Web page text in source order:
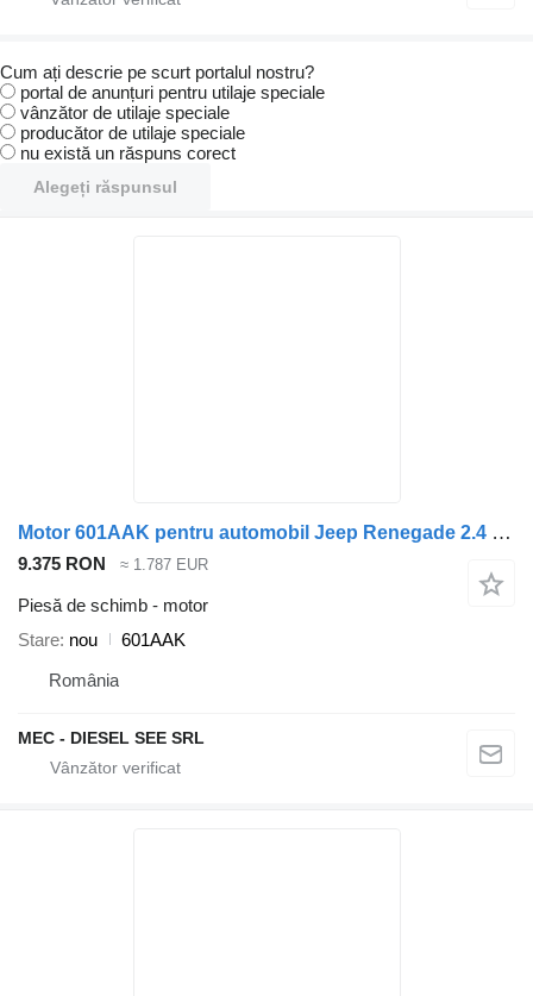
Cum ați descrie pe scurt portalul nostru?
portal de anunțuri pentru utilaje speciale
vânzător de utilaje speciale
producător de utilaje speciale
nu există un răspuns corect
Alegeți răspunsul
Motor 601AAK pentru automobil Jeep Renegade 2.4 MultiAir
9.375 RON ≈ 1.787 EUR
Piesă de schimb - motor
Stare nou
601AAK
România
MEC - DIESEL SEE SRL